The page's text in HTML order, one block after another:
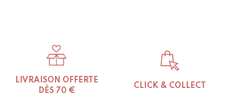
LIVRAISON OFFERTE
DÈS 70 €
CLICK & COLLECT